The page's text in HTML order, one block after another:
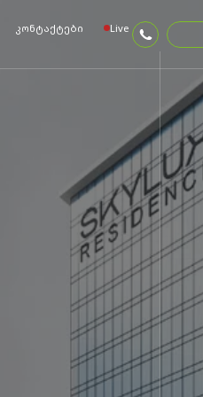
კონტაქტები Live